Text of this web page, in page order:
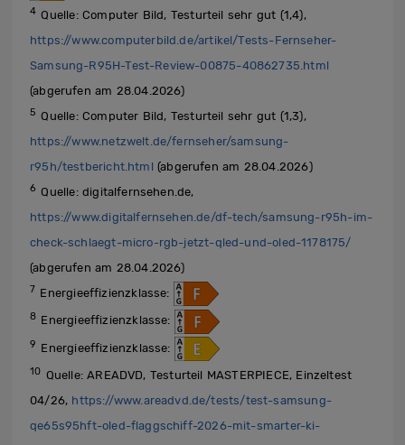
4 Quelle: Computer Bild, Testurteil sehr gut (1,4),
https://www.computerbild.de/artikel/Tests-Fernseher-
Samsung-R95H-Test-Review-00875-40862735.html
(abgerufen am 28.04.2026)
5 Quelle: Computer Bild, Testurteil sehr gut (1,3),
https://www.netzwelt.de/fernseher/samsung-
r95h/testbericht.html (abgerufen am 28.04.2026)
6 Quelle: digitalfernsehen.de,
https://www.digitalfernsehen.de/df-tech/samsung-r95h-im-
check-schlaegt-micro-rgb-jetzt-qled-und-oled-1178175/
(abgerufen am 28.04.2026)
7 Energieeffizienzklasse:
8 Energieeffizienzklasse:
9 Energieeffizienzklasse:
10 Quelle: AREADVD, Testurteil MASTERPIECE, Einzeltest
04/26, https://www.areadvd.de/tests/test-samsung-
qe65s95hft-oled-flaggschiff-2026-mit-smarter-ki-